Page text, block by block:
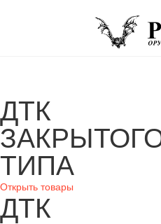
ДТК
ТИПА
Открыть товары
ДТК